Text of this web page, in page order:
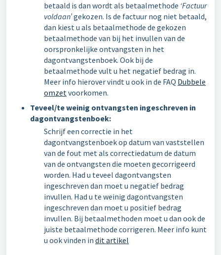
betaald is dan wordt als betaalmethode ‘Factuur
voldaan’gekozen. Is de factuur nog niet betaald,
dan kiest u als betaalmethode de gekozen
betaalmethode van bij het invullen van de
oorspronkelijke ontvangsten in het
dagontvangstenboek. Ook bij de
betaalmethode vult u het negatief bedrag in.
Meer info hierover vindt u ook in de FAQ Dubbele
omzetvoorkomen.
Teveel/te weinig ontvangsten ingeschreven in
dagontvangstenboek:
Schrijf een correctie in het
dagontvangstenboek op datum van vaststellen
van de fout met als correctiedatum de datum
van de ontvangsten die moeten gecorrigeerd
worden. Had u teveel dagontvangsten
ingeschreven dan moet u negatief bedrag
invullen. Had u te weinig dagontvangsten
ingeschreven dan moet u positief bedrag
invullen. Bij betaalmethoden moet u dan ook de
juiste betaalmethode corrigeren. Meer info kunt
u ook vinden in dit artikel